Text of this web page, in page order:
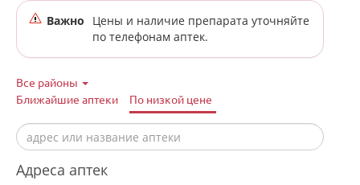
Важно
Цены и наличие препарата уточняйте
по телефонам аптек.
Все районы
Ближайшие аптеки
По низкой цене
Адреса аптек